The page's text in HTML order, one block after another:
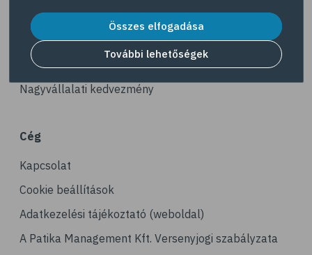
Dermokozmetikumok
Gyöngy Patika Magazin
Patika kereső
Nagyvállalati kedvezmény
Cég
Kapcsolat
Cookie beállítások
Adatkezelési tájékoztató (weboldal)
A Patika Management Kft. Versenyjogi szabályzata
Összes elfogadása
További lehetőségek